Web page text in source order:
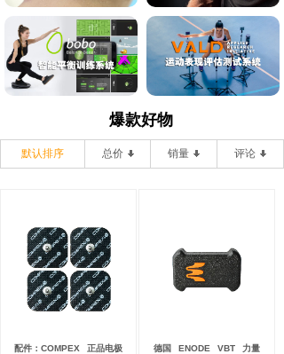
爆款好物
默认排序 总价 销量 评论
配件：COMPEX
正品电极
德国 ENODE VBT
力量